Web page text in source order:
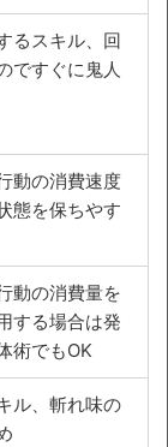
るスキル、回
ですぐに鬼人
動の消費速度
態を保ちやす
動の消費量を
する場合は発
術でもOK
ル、斬れ味の